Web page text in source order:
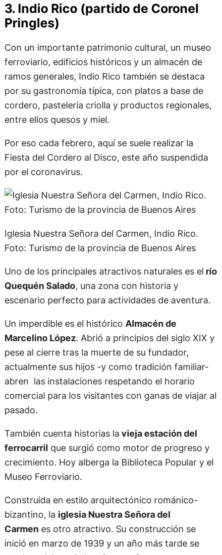
3. Indio Rico (partido de Coronel
Pringles)
Con un importante patrimonio cultural, un museo
ferroviario, edificios históricos y un almacén de
ramos generales, Indio Rico también se destaca
por su gastronomía típica, con platos a base de
cordero, pastelería criolla y productos regionales,
entre ellos quesos y miel.
Por eso cada febrero, aquí se suele realizar la
Fiesta del Cordero al Disco, este año suspendida
por el coronavirus.
Iglesia Nuestra Señora del Carmen, Indio Rico.
Foto: Turismo de la provincia de Buenos Aires
Uno de los principales atractivos naturales es el río
Quequén Salado, una zona con historia y
escenario perfecto para actividades de aventura.
Un imperdible es el histórico Almacén de
Marcelino López. Abrió a principios del siglo XIX y
pese al cierre tras la muerte de su fundador,
actualmente sus hijos -y como tradición familiar-
abren las instalaciones respetando el horario
comercial para los visitantes con ganas de viajar al
pasado.
También cuenta historias la vieja estación del
ferrocarril que surgió como motor de progreso y
crecimiento. Hoy alberga la Biblioteca Popular y el
Museo Ferroviario.
Construida en estilo arquitectónico románico-
bizantino, la iglesia Nuestra Señora del
Carmenes otro atractivo. Su construcción se
inició en marzo de 1939 y un año más tarde se